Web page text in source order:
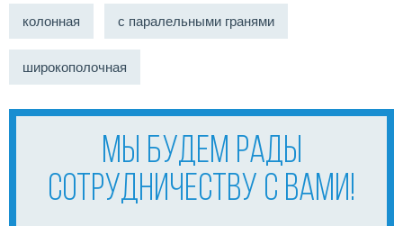
колонная с паралельными гранями
широкополочная
МЫ БУДЕМ РАДЫ
СОТРУДНИЧЕСТВУ С ВАМИ!